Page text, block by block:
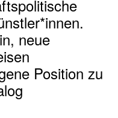
neue
Position zu